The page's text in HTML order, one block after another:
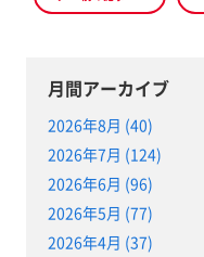
月間アーカイブ
2026年8月 (40)
2026年7月 (124)
2026年6月 (96)
2026年5月 (77)
2026年4月 (37)